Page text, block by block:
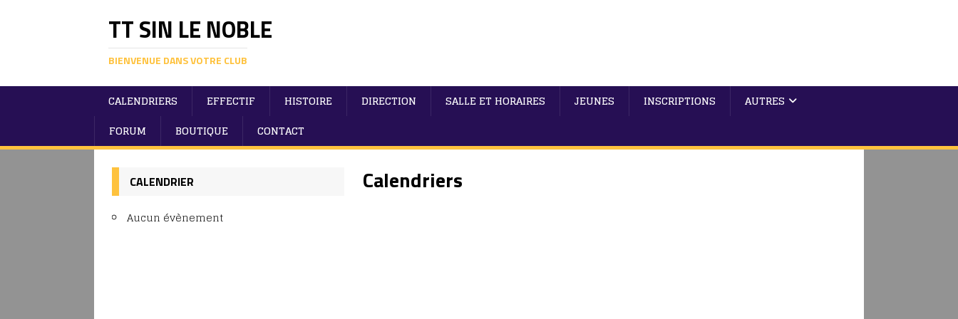
TT SIN LE NOBLE
BIENVENUE DANS VOTRE CLUB
CALENDRIERS EFFECTIF HISTOIRE DIRECTION SALLE ET HORAIRES JEUNES INSCRIPTIONS
AUTRES
FORUM
BOUTIQUE CONTACT
Calendriers
CALENDRIER
Aucun évènement